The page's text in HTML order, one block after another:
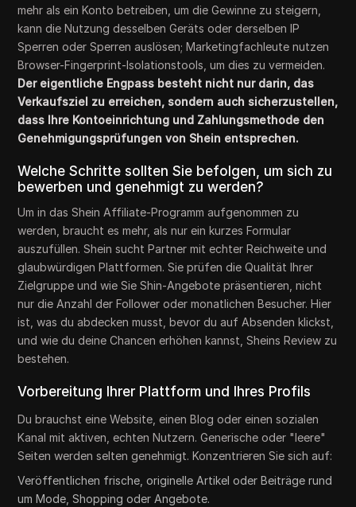
mehr als ein Konto betreiben, um die Gewinne zu steigern,
kann die Nutzung desselben Geräts oder derselben IP
Sperren oder Sperren auslösen; Marketingfachleute nutzen
Browser-Fingerprint-Isolationstools, um dies zu vermeiden.
Der eigentliche Engpass besteht nicht nur darin, das
Verkaufsziel zu erreichen, sondern auch sicherzustellen,
dass Ihre Kontoeinrichtung und Zahlungsmethode den
Genehmigungsprüfungen von Shein entsprechen.
Welche Schritte sollten Sie befolgen, um sich zu
bewerben und genehmigt zu werden?
Um in das Shein Affiliate-Programm aufgenommen zu
werden, braucht es mehr, als nur ein kurzes Formular
auszufüllen. Shein sucht Partner mit echter Reichweite und
glaubwürdigen Plattformen. Sie prüfen die Qualität Ihrer
Zielgruppe und wie Sie Shin-Angebote präsentieren, nicht
nur die Anzahl der Follower oder monatlichen Besucher. Hier
ist, was du abdecken musst, bevor du auf Absenden klickst,
und wie du deine Chancen erhöhen kannst, Sheins Review zu
bestehen.
Vorbereitung Ihrer Plattform und Ihres Profils
Du brauchst eine Website, einen Blog oder einen sozialen
Kanal mit aktiven, echten Nutzern. Generische oder "leere"
Seiten werden selten genehmigt. Konzentrieren Sie sich auf:
Veröffentlichen frische, originelle Artikel oder Beiträge rund
um Mode, Shopping oder Angebote.